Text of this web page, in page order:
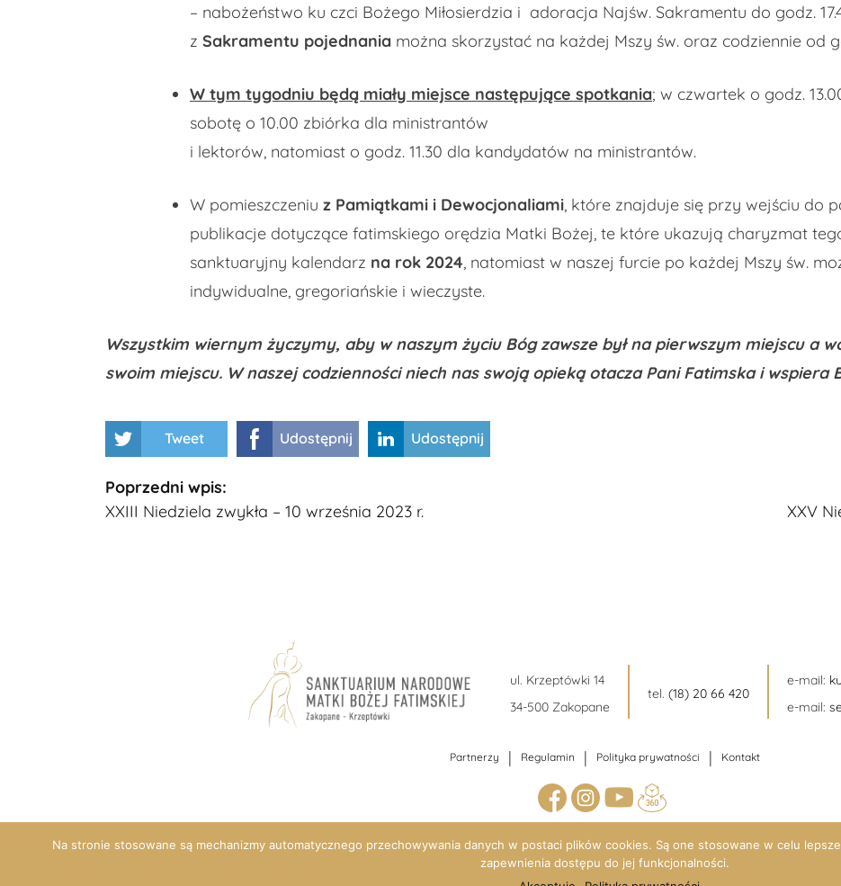
– nabożeństwo ku czci Bożego Miłosierdzia i adoracja Najśw. Sakramentu do godz.
z Sakramentu pojednania można skorzystać na każdej Mszy św. oraz codziennie od
W tym tygodniu będą miały miejsce następujące spotkania; w czwartek o godz.
sobotę o 10.00 zbiórka dla ministrantów
i lektorów, natomiast o godz. 11.30 dla kandydatów na ministrantów.
W pomieszczeniu z Pamiątkami i Dewocjonaliami, które znajduje się przy wejściu do
publikacje dotyczące fatimskiego orędzia Matki Bożej, te które ukazują charyzmat
sanktuaryjny kalendarz na rok 2024, natomiast w naszej furcie po każdej Mszy św.
indywidualne, gregoriańskie i wieczyste.
Wszystkim wiernym życzymy, aby w naszym życiu Bóg zawsze był na pierwszym miejscu a
swoim miejscu. W naszej codzienności niech nas swoją opieką otacza Pani Fatimska i wspiera
Tweet Udostępnij Udostępnij
Kontynuuj
czytanie
Poprzedni wpis:
XXIII Niedziela zwykła – 10 września 2023 r.
XXV
ul. Krzeptówki 14
34-500 Zakopane
tel. (18) 20 66 420
e-mail:
e-mail:
Partnerzy | Regulamin | Polityka prywatności | Kontakt
Na stronie stosowane są mechanizmy automatycznego przechowywania danych w postaci plików cookies. Są one stosowane w celu
zapewnienia dostępu do jej funkcjonalności.